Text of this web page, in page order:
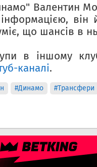
Валентин
він
що шансів в
в іншому
каналі.
#Динамо #Трансфери